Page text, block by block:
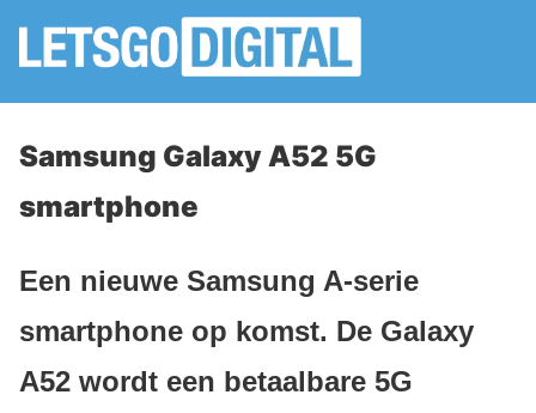
Samsung Galaxy A52 5G
smartphone
Een nieuwe Samsung A-serie
smartphone op komst. De Galaxy
A52 wordt een betaalbare 5G